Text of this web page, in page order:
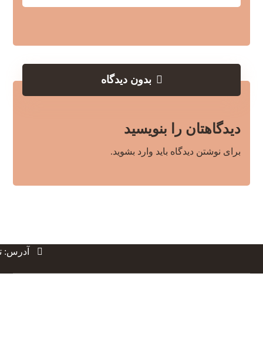
بدون دیدگاه
دیدگاهتان را بنویسید
برای نوشتن دیدگاه باید وارد بشوید.
آدرس: